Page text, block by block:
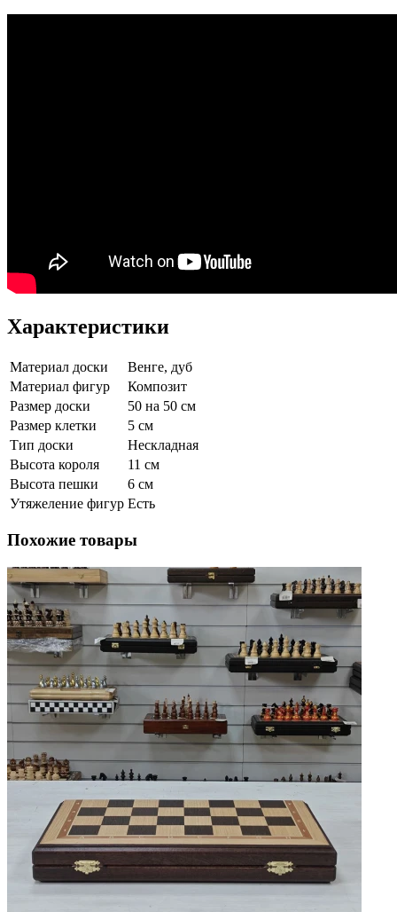
Характеристики
Материал доски
Венге, дуб
Материал фигур
Композит
Размер доски
50 на 50 см
Размер клетки
5 см
Тип доски
Нескладная
Высота короля
11 см
Высота пешки
6 см
Утяжеление фигур Есть
Похожие товары